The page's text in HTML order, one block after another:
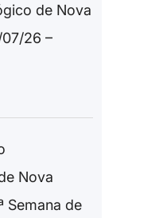
de Nova
26 –
Nova
Semana de